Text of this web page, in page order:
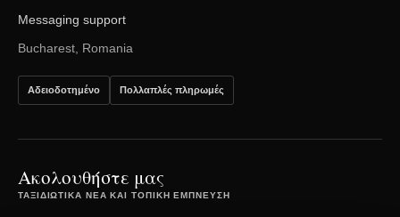
Messaging support
Bucharest, Romania
Αδειοδοτημένο Πολλαπλές πληρωμές
Ακολουθήστε μας
ΤΑΞΙΔΙΩΤΙΚΆ ΝΈΑ ΚΑΙ ΤΟΠΙΚΉ ΈΜΠΝΕΥΣΗ